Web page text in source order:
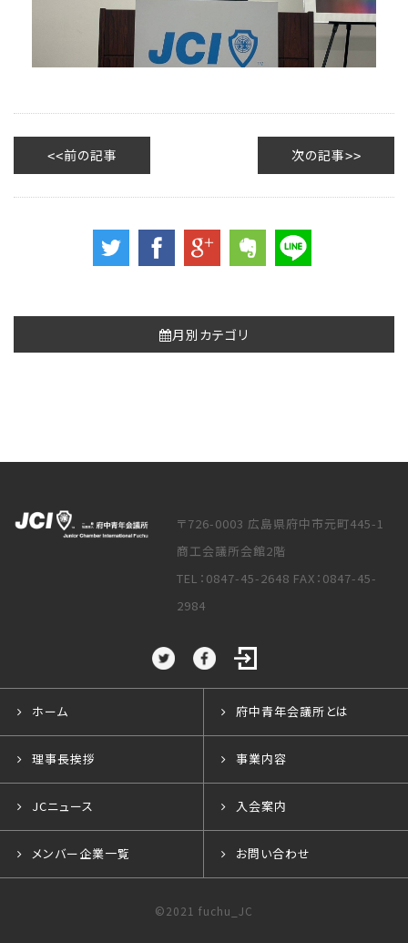
前の記事 次の記事
月別カテゴリ
〒726-0003 広島県府中市元町445-1
商工会議所会館2階
TEL：0847-45-2648 FAX：0847-45-
2984
ホーム 府中青年会議所とは
理事長挨拶 事業内容
JCニュース 入会案内
メンバー企業一覧 お問い合わせ
©2021 fuchu_JC